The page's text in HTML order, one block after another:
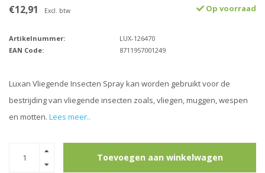
€12,91 Excl. btw Op voorraad
Artikelnummer:
LUX-126470
EAN Code:
8711957001249
Luxan Vliegende Insecten Spray kan worden gebruikt voor de
bestrijding van vliegende insecten zoals, vliegen, muggen, wespen
en motten. Lees meer..
Toevoegen aan winkelwagen